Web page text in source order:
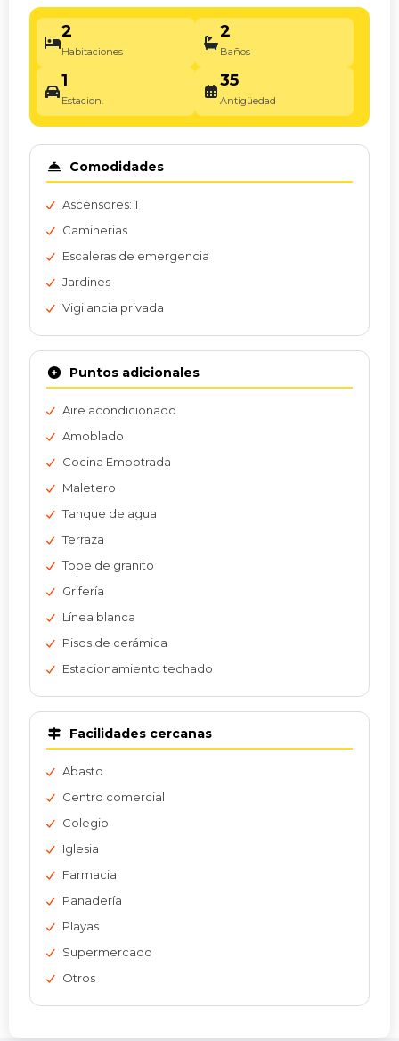
2
Habitaciones
2
Baños
1
Estacion.
35
Antigüedad
Comodidades
Ascensores: 1
Caminerias
Escaleras de emergencia
Jardines
Vigilancia privada
Puntos adicionales
Aire acondicionado
Amoblado
Cocina Empotrada
Maletero
Tanque de agua
Terraza
Tope de granito
Grifería
Línea blanca
Pisos de cerámica
Estacionamiento techado
Facilidades cercanas
Abasto
Centro comercial
Colegio
Iglesia
Farmacia
Panadería
Playas
Supermercado
Otros